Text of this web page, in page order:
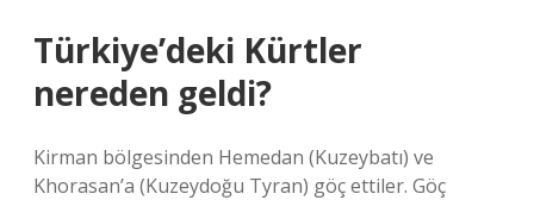
Türkiye’deki Kürtler
nereden geldi?
Kirman bölgesinden Hemedan (Kuzeybatı) ve
Khorasan’a (Kuzeydoğu Tyran) göç ettiler. Göç